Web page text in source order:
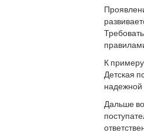
К
Детская
Дальше